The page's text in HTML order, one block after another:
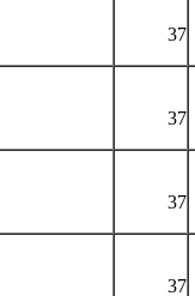
37
37
37
37